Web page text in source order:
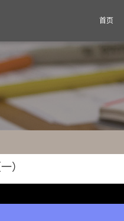
首页
）